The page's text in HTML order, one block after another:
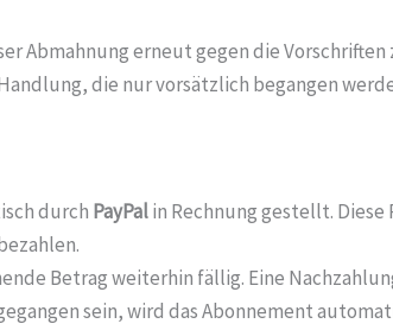
Abmahnung erneut gegen die
die nur vorsätzlich begangen
durch PayPalin Rechnung gestellt.
Betrag weiterhin fällig. Eine
sein, wird das Abonnement